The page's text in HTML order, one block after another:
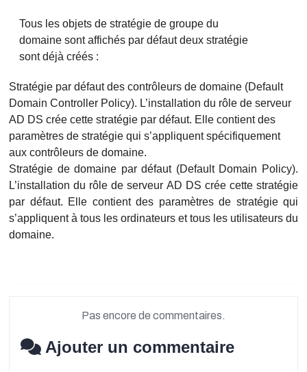
Tous les objets de stratégie de groupe du
domaine sont affichés par défaut deux stratégie
sont déjà créés :
Stratégie par défaut des contrôleurs de domaine (Default
Domain Controller Policy). L’installation du rôle de serveur
AD DS crée cette stratégie par défaut. Elle contient des
paramètres de stratégie qui s’appliquent spécifiquement
aux contrôleurs de domaine.
Stratégie de domaine par défaut (Default Domain Policy).
L’installation du rôle de serveur AD DS crée cette stratégie
par défaut. Elle contient des paramètres de stratégie qui
s’appliquent à tous les ordinateurs et tous les utilisateurs du
domaine.
Pas encore de commentaires.
Ajouter un commentaire